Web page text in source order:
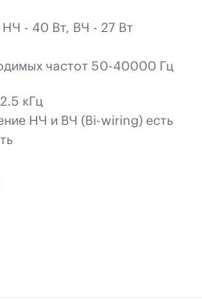
НЧ - 40 Вт, ВЧ - 27 Вт
частот 50-40000 Гц
кГц
НЧ и ВЧ (Bi-wiring) есть